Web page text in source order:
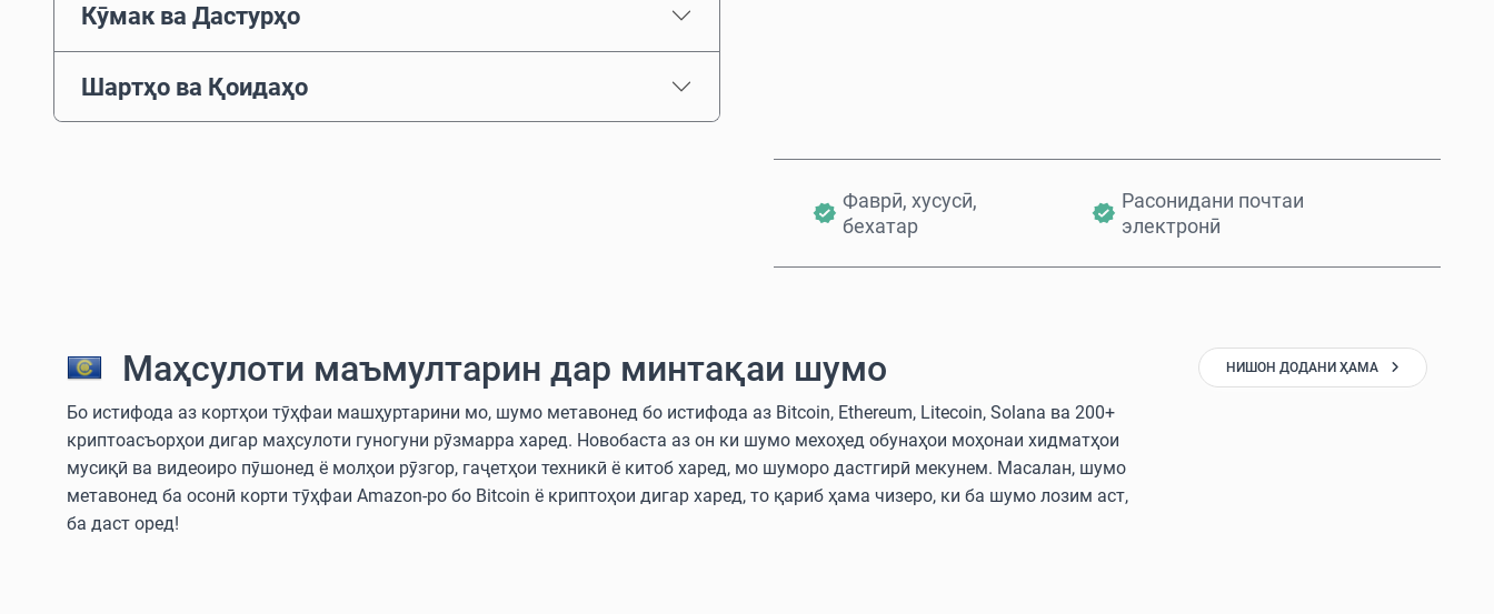
Кӯмак ва Дастурҳо
Шартҳо ва Қоидаҳо
Фаврӣ, хусусӣ,
бехатар
Расонидани почтаи
электронӣ
Маҳсулоти маъмултарин дар минтақаи шумо
Бо истифода аз кортҳои тӯҳфаи машҳуртарини мо, шумо метавонед бо истифода аз Bitcoin, Ethereum, Litecoin, Solana ва 200+
криптоасъорҳои дигар маҳсулоти гуногуни рӯзмарра харед. Новобаста аз он ки шумо мехоҳед обунаҳои моҳонаи хидматҳои
мусиқӣ ва видеоиро пӯшонед ё молҳои рӯзгор, гаҷетҳои техникӣ ё китоб харед, мо шуморо дастгирӣ мекунем. Масалан, шумо
метавонед ба осонӣ корти тӯҳфаи Amazon-ро бо Bitcoin ё криптоҳои дигар харед, то қариб ҳама чизеро, ки ба шумо лозим аст,
ба даст оред!
НИШОН ДОДАНИ ҲАМА